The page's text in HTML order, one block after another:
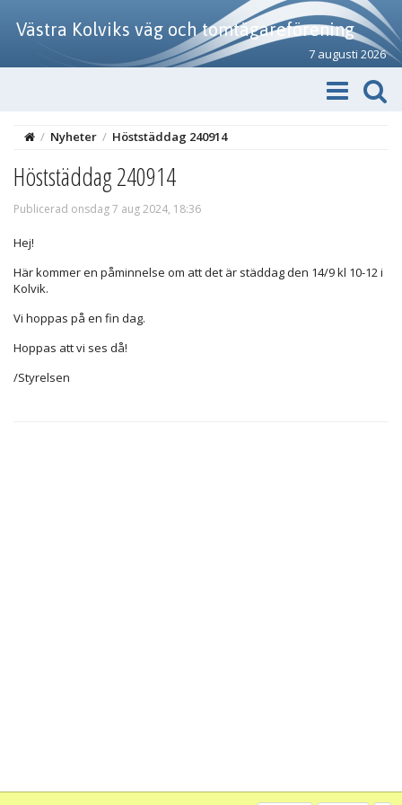
Västra Kolviks väg och tomtägareförening
7 augusti 2026
/ Nyheter / Höststäddag 240914
Höststäddag 240914
Publicerad onsdag 7 aug 2024, 18:36
Hej!
Här kommer en påminnelse om att det är städdag den 14/9 kl 10-12 i
Kolvik.
Vi hoppas på en fin dag.
Hoppas att vi ses då!
/Styrelsen